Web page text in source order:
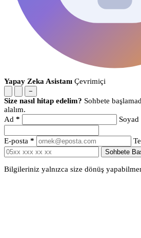
Yapay Zeka Asistanı Çevrimiçi
−
Size nasıl hitap edelim? Sohbete
alalım.
Ad * Soyad
E-posta *
Sohbete
Bilgileriniz yalnızca size dönüş